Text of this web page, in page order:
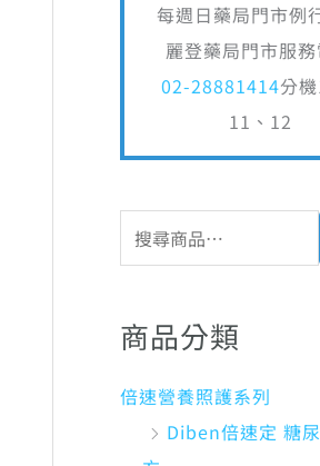
每週日藥局門市例
麗登藥局門市服
02-28881414分
11、12
商品分類
倍速營養照護系列
Diben倍速定 糖